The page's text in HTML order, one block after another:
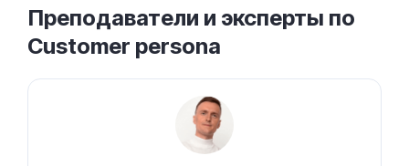
Преподаватели и эксперты по
Customer persona